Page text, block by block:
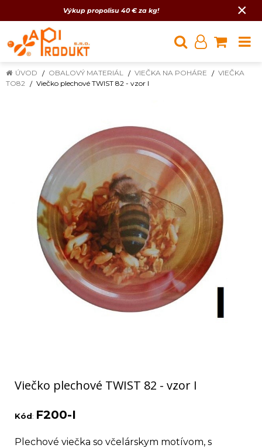
Výkup propolisu 40 € za kg! ×
ÚVOD OBALOVÝ MATERIÁL VIEČKA NA POHÁRE
VIEČKA
TO82
Viečko plechové TWIST 82 - vzor I
Viečko plechové TWIST 82 - vzor I
Kód: F200-I
Plechové viečka so včelárskym motívom, s